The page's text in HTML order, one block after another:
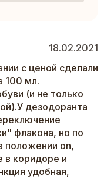
18.02.2021
с ценой сделали
100 мл.
(и не только
дезодоранта
флакона, но по
положении on,
в коридоре и
удобная,